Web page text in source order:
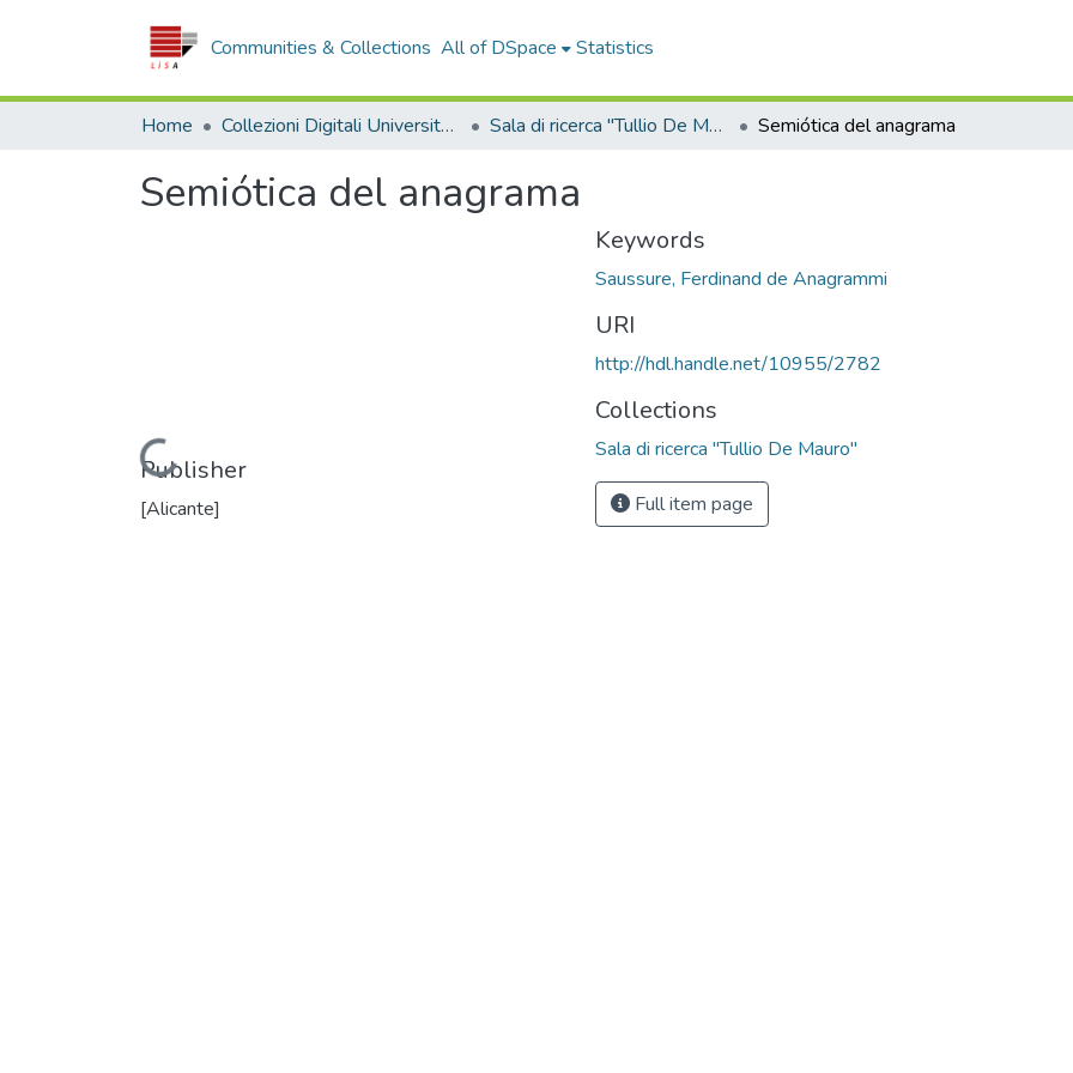
Communities & Collections All of DSpace Statistics
Home Collezioni Digitali Università della Calabria Sala di ricerca "Tullio De Mauro" Semiótica del anagrama
Semiótica del anagrama
Loading...
Publisher
[Alicante]
Keywords
Saussure, Ferdinand de Anagrammi
URI
http://hdl.handle.net/10955/2782
Collections
Sala di ricerca "Tullio De Mauro"
Full item page